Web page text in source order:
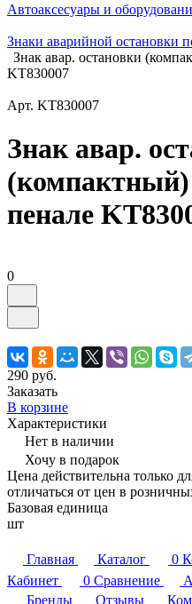
Автоаксесуары и
Знаки аварийной остановки
Знак авар. остановки
KT830007
Арт. KT830007
Знак авар.
(компактный)
пенале
0
290 руб.
Заказать
В корзине
Характеристики
Нет в наличии
Хочу в подарок
Цена действительна только
отличаться от цен в
Базовая единица
шт
Главная Каталог 0
Кабинет
0 Сравнение
Бренды
Отзывы